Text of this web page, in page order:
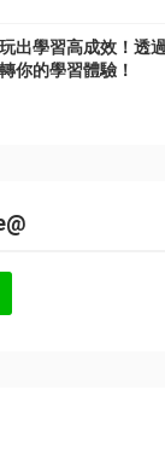
玩出學習高成效！透
轉你的學習體驗！